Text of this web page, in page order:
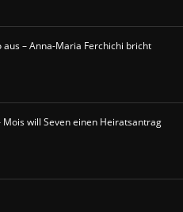
– Anna-Maria Ferchichi bricht
Mois will Seven einen Heiratsantrag